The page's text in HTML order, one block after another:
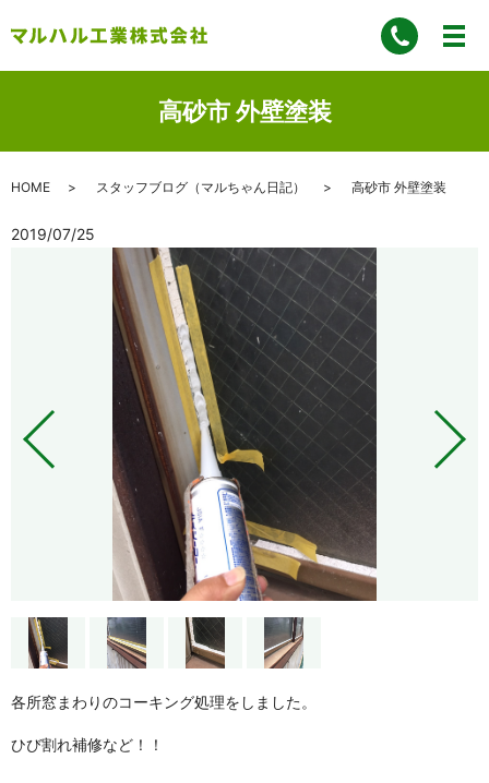
高砂市 外壁塗装
HOME スタッフブログ（マルちゃん日記） 高砂市 外壁塗装
2019/07/25
各所窓まわりのコーキング処理をしました。
ひび割れ補修など！！